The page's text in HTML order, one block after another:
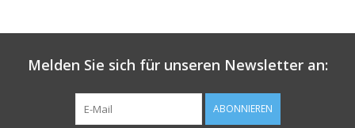
Melden Sie sich für unseren Newsletter an:
ABONNIEREN